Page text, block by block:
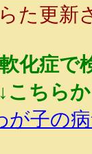
た更新
化症で
↓こちら
が子の